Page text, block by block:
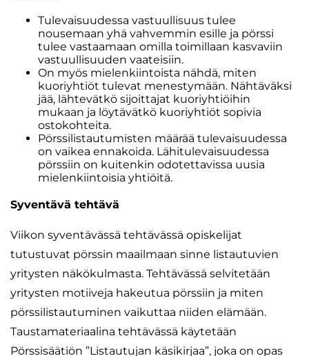
Tulevaisuudessa vastuullisuus tulee
nousemaan yhä vahvemmin esille ja pörssi
tulee vastaamaan omilla toimillaan kasvaviin
vastuullisuuden vaateisiin.
On myös mielenkiintoista nähdä, miten
kuoriyhtiöt tulevat menestymään. Nähtäväksi
jää, lähtevätkö sijoittajat kuoriyhtiöihin
mukaan ja löytävätkö kuoriyhtiöt sopivia
ostokohteita.
Pörssilistautumisten määrää tulevaisuudessa
on vaikea ennakoida. Lähitulevaisuudessa
pörssiin on kuitenkin odotettavissa uusia
mielenkiintoisia yhtiöitä.
Syventävä tehtävä
Viikon syventävässä tehtävässä opiskelijat
tutustuvat pörssin maailmaan sinne listautuvien
yritysten näkökulmasta. Tehtävässä selvitetään
yritysten motiiveja hakeutua pörssiin ja miten
pörssilistautuminen vaikuttaa niiden elämään.
Taustamateriaalina tehtävässä käytetään
Pörssisäätiön ”Listautujan käsikirjaa”, joka on opas